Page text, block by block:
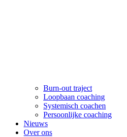
Burn-out traject
Loopbaan coaching
Systemisch coachen
Persoonlijke coaching
Nieuws
Over ons